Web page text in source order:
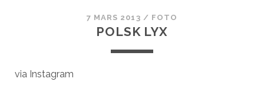
7 MARS 2013 / FOTO
POLSK LYX
via Instagram